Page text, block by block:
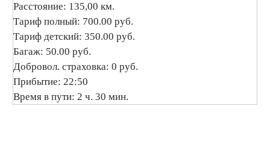
Расстояние: 135,00 км.
Тариф полный: 700.00 руб.
Тариф детский: 350.00 руб.
Багаж: 50.00 руб.
Добровол. страховка: 0 руб.
Прибытие: 22:50
Время в пути: 2 ч. 30 мин.